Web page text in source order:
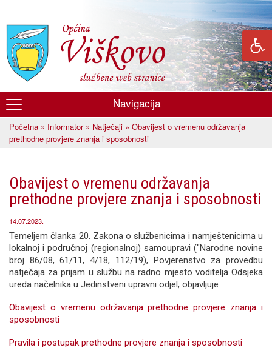
glavni
sadržaj
Općina
Viškovo
Navigacija
Vi ste ovdje
Početna » Informator» Natječaji » Obavijest o vremenu održavanja
prethodne provjere znanja i sposobnosti
Obavijest o vremenu održavanja
prethodne provjere znanja i sposobnosti
14.07.2023.
Temeljem članka 20. Zakona o službenicima i namještenicima u
lokalnoj i područnoj (regionalnoj) samoupravi ("Narodne novine
broj 86/08, 61/11, 4/18, 112/19), Povjerenstvo za provedbu
natječaja za prijam u službu na radno mjesto voditelja Odsjeka
ureda načelnika u Jedinstveni upravni odjel, objavljuje
Obavijest o vremenu održavanja prethodne provjere znanja i
sposobnosti
Pravila i postupak prethodne provjere znanja i sposobnosti